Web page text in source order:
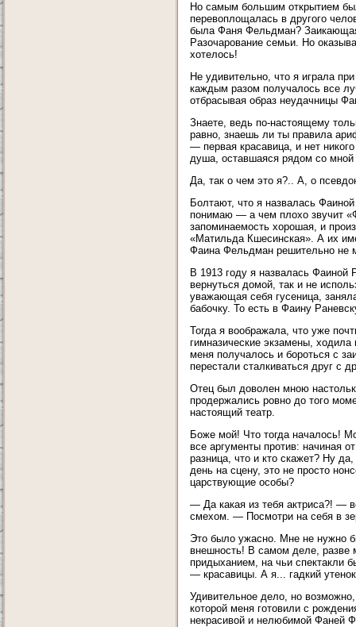
Но самым большим открытием
перевоплощалась в другого
была Фаня Фельдман?
Разочарование семьи. Но
хотелось!
Не удивительно, что я играла
каждым разом получалось все
отбрасывая образ неудачницы
Знаете, ведь по-настоящему
равно, знаешь ли ты правила
— первая красавица, и нет
душа, оставшаяся рядом со мной
Да, так о чем это я?.. А, о
Болтают, что я назвалась
понимаю — а чем плохо звучит
запоминаемость хорошая, и
«Матильда Кшесинская». А их
Фаина Фельдман решительно не
В 1913 году я назвалась
вернуться домой, так и не
уважающая себя гусеница,
бабочку. То есть в Фаину
Тогда я воображала, что уже
гимназические экзамены,
меня получалось и бороться с
перестали сталкиваться друг с
Отец был доволен мною
продержались ровно до того
настоящий театр.
Боже мой! Что тогда началось!
все аргументы против: начиная
разница, что и кто скажет? Ну
день на сцену, это не просто
царствующие особы?
— Да какая из тебя актриса?! —
смехом. — Посмотри на себя в
Это было ужасно. Мне не нужно
внешность! В самом деле, разве
придыханием, на чьи спектакли
— красавицы. А я... гадкий
Удивительное дело, но
которой меня готовили с
некрасивой и нелюбимой Фаней